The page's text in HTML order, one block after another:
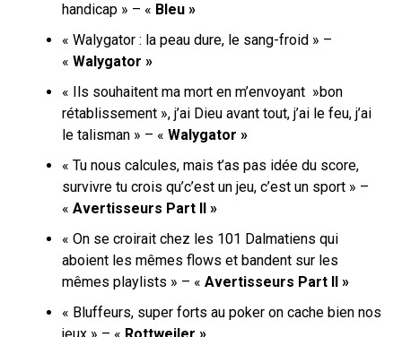
handicap » – « Bleu »
« Walygator : la peau dure, le sang-froid » –
« Walygator »
« Ils souhaitent ma mort en m’envoyant »bon
rétablissement », j’ai Dieu avant tout, j’ai le feu, j’ai
le talisman » – « Walygator »
« Tu nous calcules, mais t’as pas idée du score,
survivre tu crois qu’c’est un jeu, c’est un sport » –
« Avertisseurs Part II »
« On se croirait chez les 101 Dalmatiens qui
aboient les mêmes flows et bandent sur les
mêmes playlists » – « Avertisseurs Part II »
« Bluffeurs, super forts au poker on cache bien nos